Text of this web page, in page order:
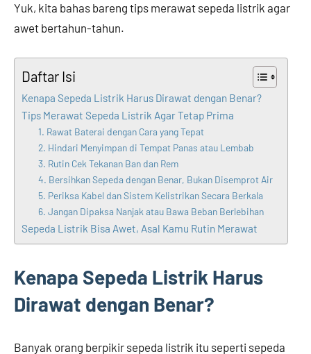
Yuk, kita bahas bareng tips merawat sepeda listrik agar
awet bertahun-tahun.
Daftar Isi
Kenapa Sepeda Listrik Harus Dirawat dengan Benar?
Tips Merawat Sepeda Listrik Agar Tetap Prima
1. Rawat Baterai dengan Cara yang Tepat
2. Hindari Menyimpan di Tempat Panas atau Lembab
3. Rutin Cek Tekanan Ban dan Rem
4. Bersihkan Sepeda dengan Benar, Bukan Disemprot Air
5. Periksa Kabel dan Sistem Kelistrikan Secara Berkala
6. Jangan Dipaksa Nanjak atau Bawa Beban Berlebihan
Sepeda Listrik Bisa Awet, Asal Kamu Rutin Merawat
Kenapa Sepeda Listrik Harus
Dirawat dengan Benar?
Banyak orang berpikir sepeda listrik itu seperti sepeda